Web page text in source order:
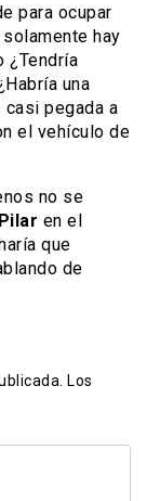
para ocupar
hay
¿Tendría
una
pegada a
el vehículo de
no se
en el
que
de
Los